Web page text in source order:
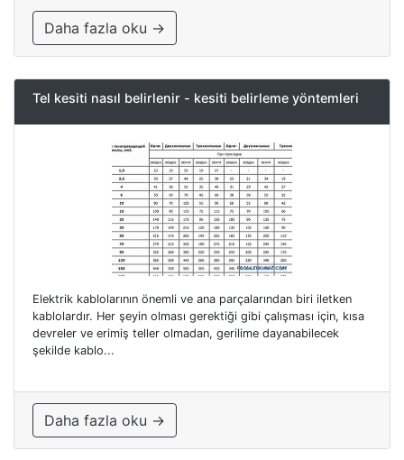
Daha fazla oku →
Tel kesiti nasıl belirlenir - kesiti belirleme yöntemleri
Elektrik kablolarının önemli ve ana parçalarından biri iletken
kablolardır. Her şeyin olması gerektiği gibi çalışması için, kısa
devreler ve erimiş teller olmadan, gerilime dayanabilecek
şekilde kablo...
Daha fazla oku →